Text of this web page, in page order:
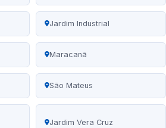
Jardim Industrial
Maracanã
São Mateus
Jardim Vera Cruz